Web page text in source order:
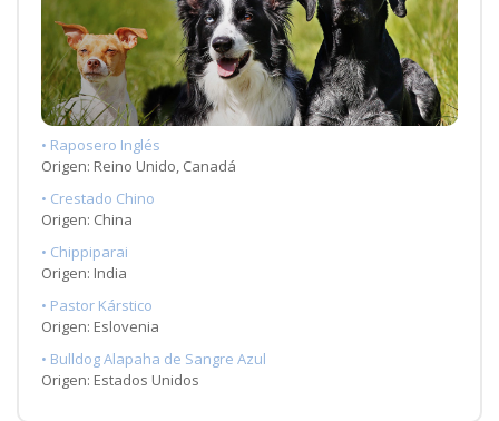
• Raposero Inglés
Origen: Reino Unido, Canadá
• Crestado Chino
Origen: China
• Chippiparai
Origen: India
• Pastor Kárstico
Origen: Eslovenia
• Bulldog Alapaha de Sangre Azul
Origen: Estados Unidos